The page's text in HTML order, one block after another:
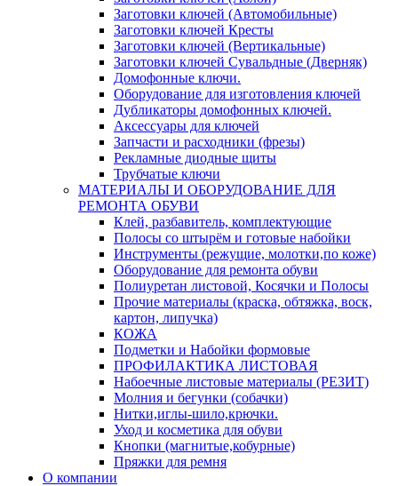
Заготовки ключей (Автомобильные)
Заготовки ключей Кресты
Заготовки ключей (Вертикальные)
Заготовки ключей Сувальдные (Дверняк)
Домофонные ключи.
Оборудование для изготовления ключей
Дубликаторы домофонных ключей.
Аксессуары для ключей
Запчасти и расходники (фрезы)
Рекламные диодные щиты
Трубчатые ключи
МАТЕРИАЛЫ И ОБОРУДОВАНИЕ ДЛЯ
РЕМОНТА ОБУВИ
Клей, разбавитель, комплектующие
Полосы со штырём и готовые набойки
Инструменты (режущие, молотки,по коже)
Оборудование для ремонта обуви
Полиуретан листовой, Косячки и Полосы
Прочие материалы (краска, обтяжка, воск,
картон, липучка)
КОЖА
Подметки и Набойки формовые
ПРОФИЛАКТИКА ЛИСТОВАЯ
Набоечные листовые материалы (РЕЗИТ)
Молния и бегунки (собачки)
Нитки,иглы-шило,крючки.
Уход и косметика для обуви
Кнопки (магнитые,кобурные)
Пряжки для ремня
О компании